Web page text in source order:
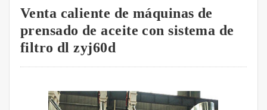
Venta caliente de máquinas de
prensado de aceite con sistema de
filtro dl zyj60d